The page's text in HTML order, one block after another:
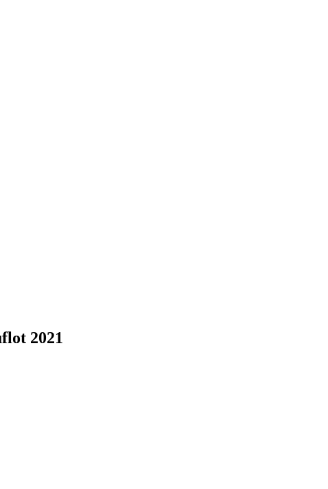
2021